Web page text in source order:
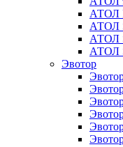
АТОЛ
АТОЛ
АТОЛ
АТОЛ
Эвотор